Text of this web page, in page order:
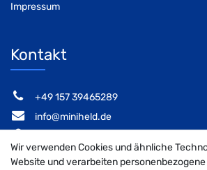
Impressum
Kontakt
‭+49 157 39465289‬
info@miniheld.de
Wir verwenden Cookies und ähnliche
Website und verarbeiten